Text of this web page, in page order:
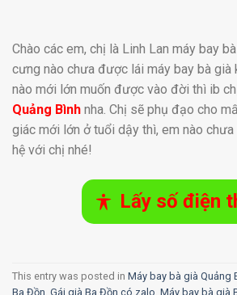
Chào các em, chị là Linh Lan máy bay
cưng nào chưa được lái máy bay bà già
nào mới lớn muốn được vào đời thì ib
Quảng Bình nha. Chị sẽ phụ đạo cho
giác mới lớn ở tuổi dậy thì, em nào
hệ với chị nhé!
Lấy số điện
This entry was posted in Máy bay bà già Quảng
Ba Đồn, Gái già Ba Đồn có zalo, Máy bay bà già